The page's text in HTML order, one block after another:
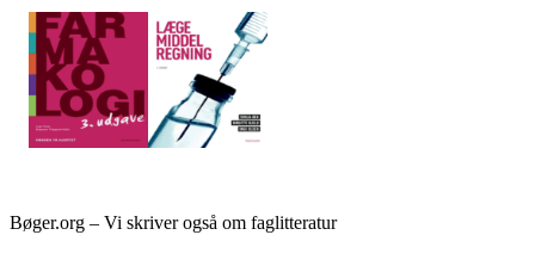
Bøger.org – Vi skriver også om faglitteratur